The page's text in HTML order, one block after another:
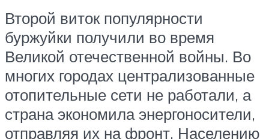
Второй виток популярности
буржуйки получили во время
Великой отечественной войны. Во
многих городах централизованные
отопительные сети не работали, а
страна экономила энергоносители,
отправляя их на фронт. Населению